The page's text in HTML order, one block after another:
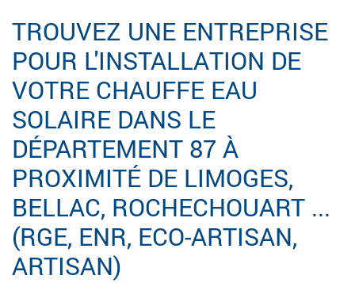
TROUVEZ UNE ENTREPRISE
POUR L'INSTALLATION DE
VOTRE CHAUFFE EAU
SOLAIRE DANS LE
DÉPARTEMENT 87 À
PROXIMITÉ DE LIMOGES,
BELLAC, ROCHECHOUART ...
(RGE, ENR, ECO-ARTISAN,
ARTISAN)